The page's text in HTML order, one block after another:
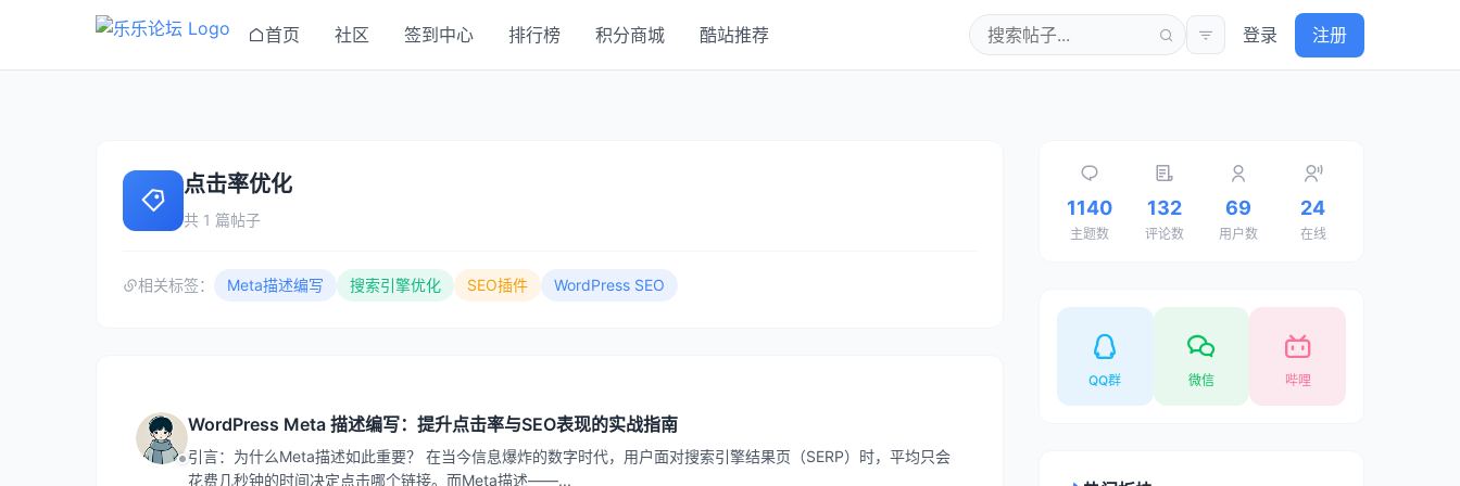
首页 社区 签到中心 排行榜 积分商城 酷站推荐 登录 注册
点击率优化
共 1 篇帖子
相关标签： Meta描述编写 搜索引擎优化 SEO插件 WordPress SEO
WordPress Meta 描述编写：提升点击率与SEO表现的实战指南
引言：为什么Meta描述如此重要？ 在当今信息爆炸的数字时代，用户面对搜索引擎结果页（SERP）时，平均只会
花费几秒钟的时间决定点击哪个链接。而Meta描述——...
1140
主题数
132
评论数
69
用户数
24
在线
QQ群 微信 哔哩